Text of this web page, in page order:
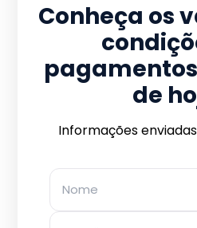
Conheça os
de
Informações